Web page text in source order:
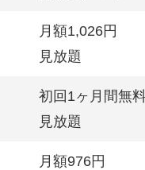
月額1,026円
見放題
初回1ヶ月間無
見放題
月額976円